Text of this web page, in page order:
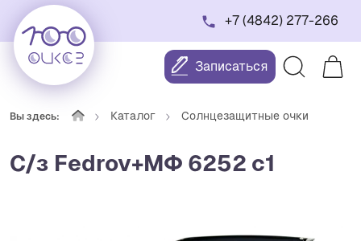
+7 (4842) 277-266
Записаться
Вы здесь: Каталог Солнцезащитные очки
С/з Fedrov+МФ 6252 c1